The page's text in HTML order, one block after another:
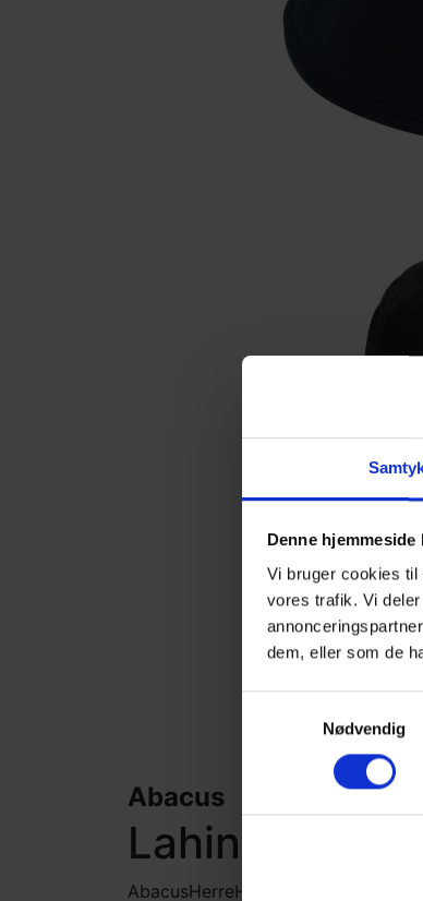
Denne
Vi bruger cookies
vores trafik. Vi
dem, eller som de
Nødvendig
Abacus
Lahinch
AbacusHerreHovedbeklædning